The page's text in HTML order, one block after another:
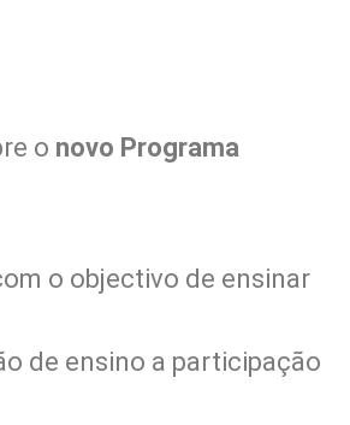
o novo Programa
o objectivo de ensinar
de ensino a participação